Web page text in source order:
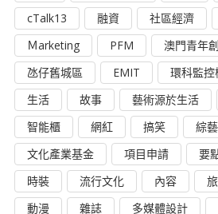
cTalk13
融資 社區經濟
Ｍarketing
PFM
澳門青年
氹仔舊城區
EMIT
環科監控
生活
故事 藝術源於生活
智能櫃
網紅 搞笑 綜藝
文化產業基金
項目申請 要
時裝
流行文化 內容
動漫
雜誌 多媒體設計